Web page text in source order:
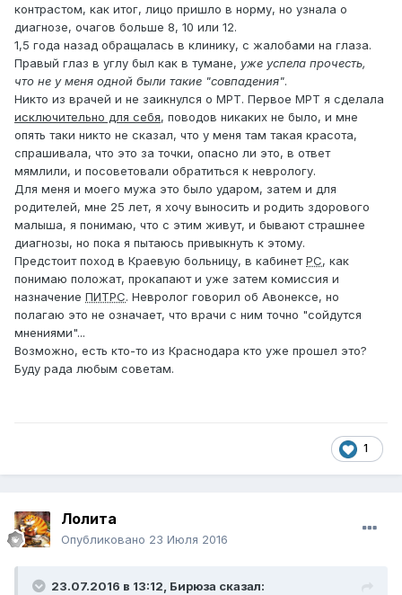
контрастом, как итог, лицо пришло в норму, но узнала о
диагнозе, очагов больше 8, 10 или 12.
1,5 года назад обращалась в клинику, с жалобами на глаза.
Правый глаз в углу был как в тумане, уже успела прочесть,
что не у меня одной были такие "совпадения".
Никто из врачей и не заикнулся о МРТ. Первое МРТ я сделала
исключительно для себя, поводов никаких не было, и мне
опять таки никто не сказал, что у меня там такая красота,
спрашивала, что это за точки, опасно ли это, в ответ
мямлили, и посоветовали обратиться к неврологу.
Для меня и моего мужа это было ударом, затем и для
родителей, мне 25 лет, я хочу выносить и родить здорового
малыша, я понимаю, что с этим живут, и бывают страшнее
диагнозы, но пока я пытаюсь привыкнуть к этому.
Предстоит поход в Краевую больницу, в кабинетРС, как
понимаю положат, прокапают и уже затем комиссия и
назначение ПИТРС. Невролог говорил об Авонексе, но
полагаю это не означает, что врачи с ним точно "сойдутся
мнениями"...
Возможно, есть кто-то из Краснодара кто уже прошел это?
Буду рада любым советам.
1
Лолита
Опубликовано 23 Июля 2016
23.07.2016 в 13:12, Бирюза сказал: